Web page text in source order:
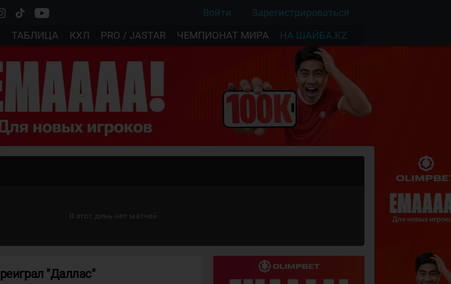
Войти
Зарегистрироваться
ТАБЛИЦА КХЛ PRO / JASTAR ЧЕМПИОНАТ МИРА НА ШАЙБА.KZ
В этот день нет матчей
"Даллас"